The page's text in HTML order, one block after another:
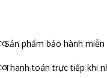
Sản phẩm bảo hành miễn
Thanh toán trực tiếp khi